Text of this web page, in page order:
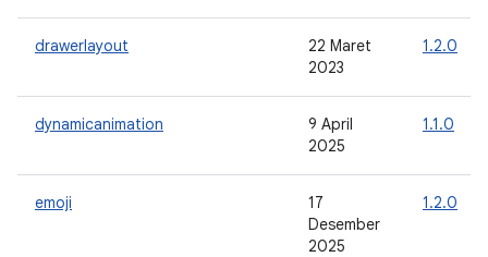
drawerlayout
22 Maret
2023
1.2.0
dynamicanimation
9 April
2025
1.1.0
emoji
17
Desember
2025
1.2.0